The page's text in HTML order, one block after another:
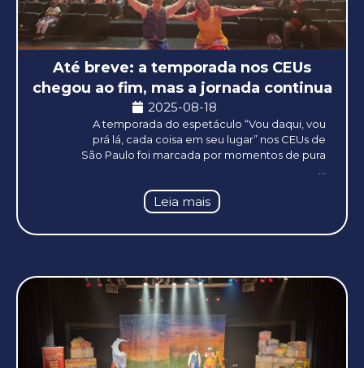
Até breve: a temporada nos CEUs
chegou ao fim, mas a jornada continua
2025-08-18
A temporada do espetáculo “Vou daqui, vou
prá lá, cada coisa em seu lugar” nos CEUs de
São Paulo foi marcada por momentos de pura
Leia mais